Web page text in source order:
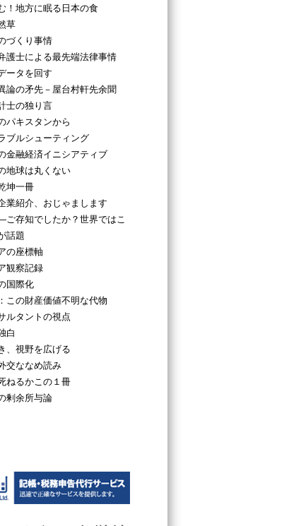
！地方に眠る日本の食
草
づくり事情
護士による最先端法律事情
ータを回す
論の矛先－屋台村軒先余聞
士の独り言
パキスタンから
ブルシューティング
金融経済イニシアティブ
地球は丸くない
坤一冊
業紹介、おじゃまします
ご存知でしたか？世界ではこ
話題
の座標軸
観察記録
国際化
この財産価値不明な代物
ルタントの視点
白
、視野を広げる
交ななめ読み
ねるかこの１冊
剰余所与論